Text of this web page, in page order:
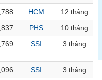
HCM 12 tháng
PHS 10 tháng
SSI 3 tháng
SSI 3 tháng